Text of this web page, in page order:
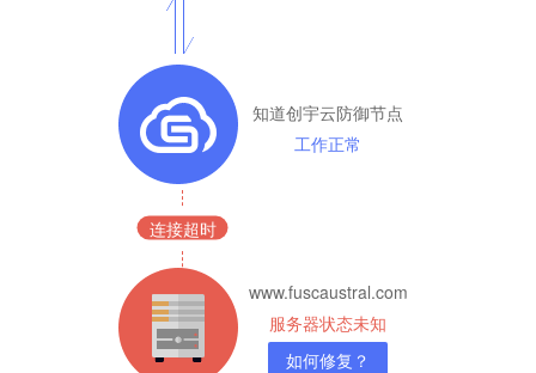
知道创宇云防御节点
工作正常
连接超时
www.fuscaustral.com
服务器状态未知
如何修复？